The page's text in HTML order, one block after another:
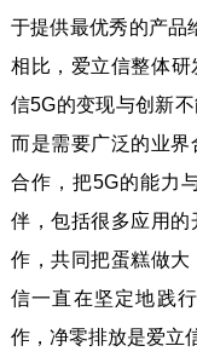
于提供最优秀的产品
相比，爱立信整体
信5G的变现与创新
而是需要广泛的业
合作，把5G的能力
伴，包括很多应用
作，共同把蛋糕做
信一直在坚定地践
作，净零排放是爱立